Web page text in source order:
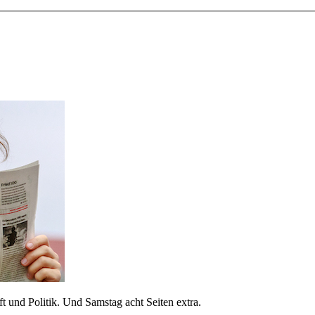
Politik. Und Samstag acht Seiten extra.